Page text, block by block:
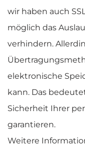
wir haben auch
möglich das
verhindern.
elektronische
kann. Das
Sicherheit Ihrer
garantieren.
Weitere